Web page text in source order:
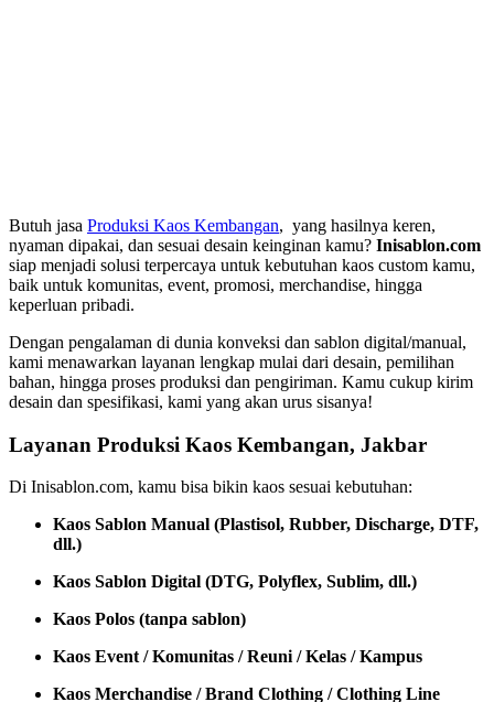
Butuh jasa Produksi Kaos Kembangan, yang hasilnya keren,
nyaman dipakai, dan sesuai desain keinginan kamu? Inisablon.com
siap menjadi solusi terpercaya untuk kebutuhan kaos custom kamu,
baik untuk komunitas, event, promosi, merchandise, hingga
keperluan pribadi.
Dengan pengalaman di dunia konveksi dan sablon digital/manual,
kami menawarkan layanan lengkap mulai dari desain, pemilihan
bahan, hingga proses produksi dan pengiriman. Kamu cukup kirim
desain dan spesifikasi, kami yang akan urus sisanya!
Layanan Produksi Kaos Kembangan, Jakbar
Di Inisablon.com, kamu bisa bikin kaos sesuai kebutuhan:
Kaos Sablon Manual (Plastisol, Rubber, Discharge, DTF,
dll.)
Kaos Sablon Digital (DTG, Polyflex, Sublim, dll.)
Kaos Polos (tanpa sablon)
Kaos Event / Komunitas / Reuni / Kelas / Kampus
Kaos Merchandise / Brand Clothing / Clothing Line